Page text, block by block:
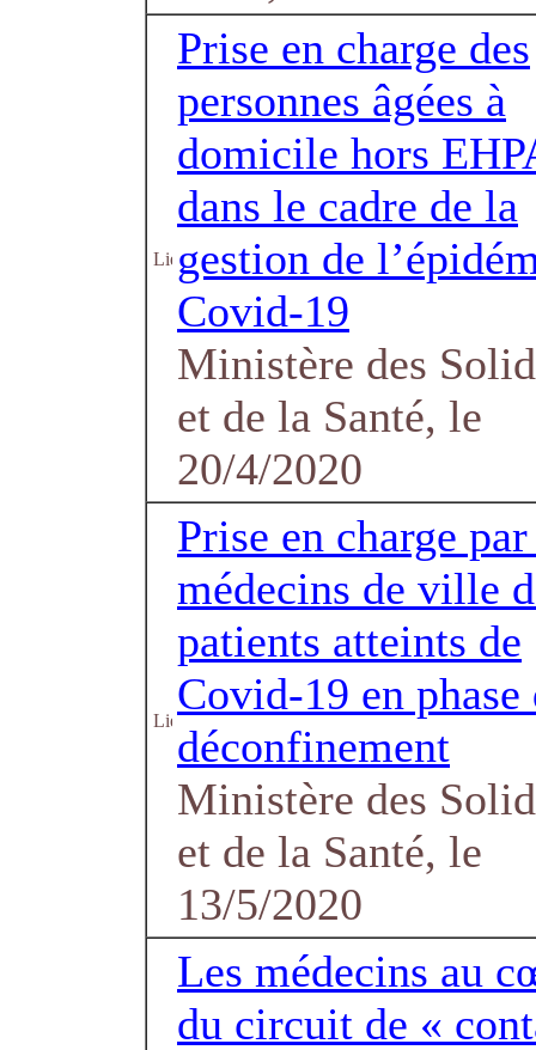
Prise en charge des
personnes âgées à
domicile hors
dans le cadre de la
gestion de
Covid-19
Ministère des
et de la Santé, le
20/4/2020
Prise en charge
médecins de ville
patients atteints de
Covid-19 en phase
déconfinement
Ministère des
et de la Santé, le
13/5/2020
Les médecins au
du circuit de «